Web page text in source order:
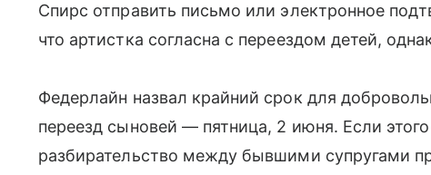
Спирс отправить письмо или электронное
что артистка согласна с переездом детей,
Федерлайн назвал крайний срок для
переезд сыновей — пятница, 2 июня. Если
разбирательство между бывшими супругами